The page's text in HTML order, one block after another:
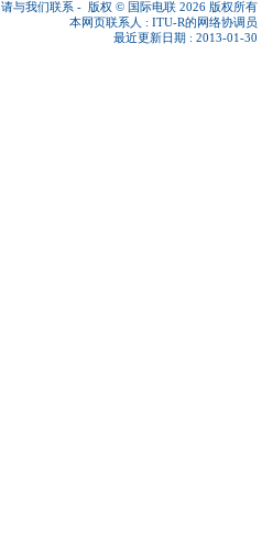
请与我们联系 - 版权 © 国际电联 2026 版权所有
本网页联系人 : ITU-R的网络协调员
最近更新日期 : 2013-01-30